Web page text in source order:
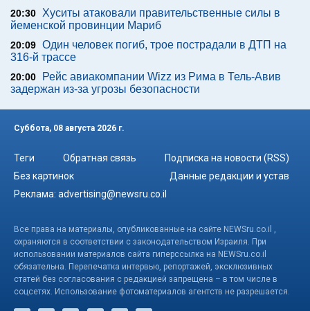
20:30
Хуситы атаковали правительственные силы в
йеменской провинции Мариб
20:09 Один человек погиб, трое пострадали в ДТП на
316-й трассе
20:00
Рейс авиакомпании Wizz из Рима в Тель-Авив
задержан из-за угрозы безопасности
Суббота, 08 августа 2026 г.
Теги Обратная связь
Подписка на новости (RSS)
Без картинок
Данные редакции и устав
Реклама: advertising@newsru.co.il
Все права на материалы, опубликованные на сайте NEWSru.co.il ,
охраняются в соответствии с законодательством Израиля. При
использовании материалов сайта гиперссылка на NEWSru.co.il
обязательна. Перепечатка интервью, репортажей, эксклюзивных
статей без согласования с редакцией запрещена – в том числе в
соцсетях. Использование фотоматериалов агентств не разрешается.